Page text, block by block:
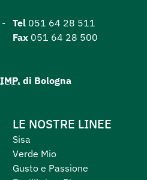
-
Tel 051 64 28 511
Fax 051 64 28 500
di Bologna
LE NOSTRE LINEE
Sisa
Verde Mio
Gusto e Passione